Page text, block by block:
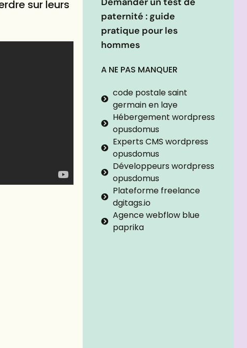
sur leurs
paternité : guide
pratique pour les
hommes
A NE PAS MANQUER
code postale saint
germain en laye
Hébergement wordpress
opusdomus
Experts CMS wordpress
opusdomus
Développeurs wordpress
opusdomus
Plateforme freelance
dgitags.io
Agence webflow blue
paprika